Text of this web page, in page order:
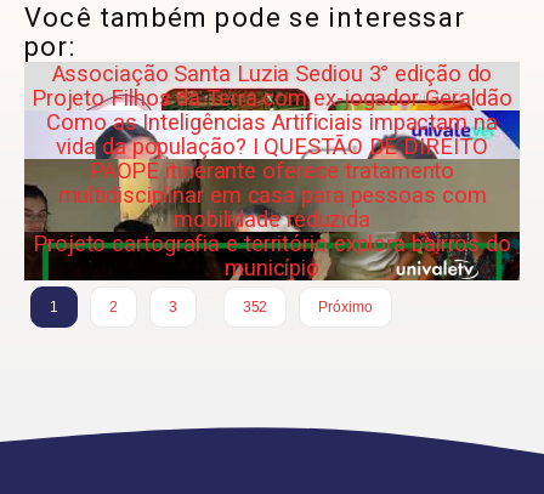
Você também pode se interessar
por:
Associação Santa Luzia Sediou 3° edição do
Projeto Filhos da Terra com ex-jogador Geraldão
Como as Inteligências Artificiais impactam na
vida da população? I QUESTÃO DE DIREITO
PAOPE itinerante oferece tratamento
multidisciplinar em casa para pessoas com
mobilidade reduzida
Projeto cartografia e território explora bairros do
município
1 2 3
352
Próximo